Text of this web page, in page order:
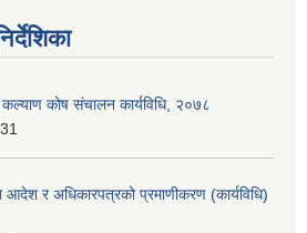
कल्याण कोष संचालन कार्यविधि, २०७८
आदेश र अधिकारपत्रको प्रमाणीकरण (कार्यविधि)